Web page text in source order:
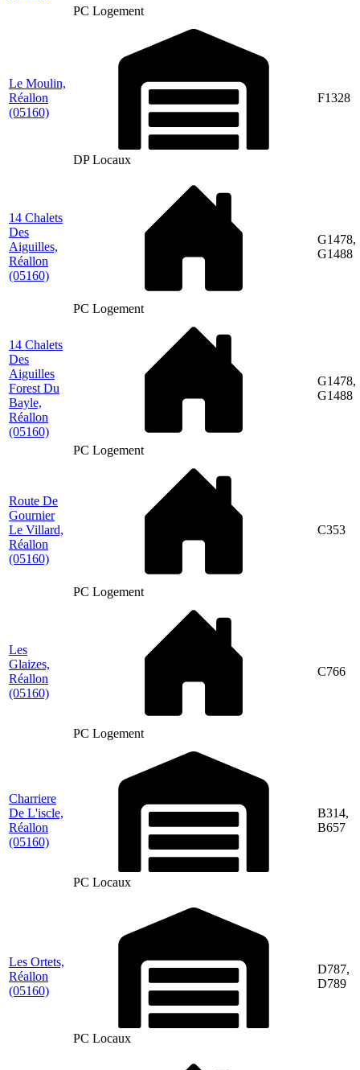
PC Logement
Le Moulin,
Réallon
(05160)
DP Locaux
F1328
14 Chalets
Des
Aiguilles,
Réallon
(05160)
PC Logement
G1478,
G1488
14 Chalets
Des
Aiguilles
Forest Du
Bayle,
Réallon
(05160)
PC Logement
G1478,
G1488
Route De
Gournier
Le Villard,
Réallon
(05160)
PC Logement
C353
Les
Glaizes,
Réallon
(05160)
PC Logement
C766
Charriere
De L'iscle,
Réallon
(05160)
PC Locaux
B314,
B657
Les Ortets,
Réallon
(05160)
PC Locaux
D787,
D789